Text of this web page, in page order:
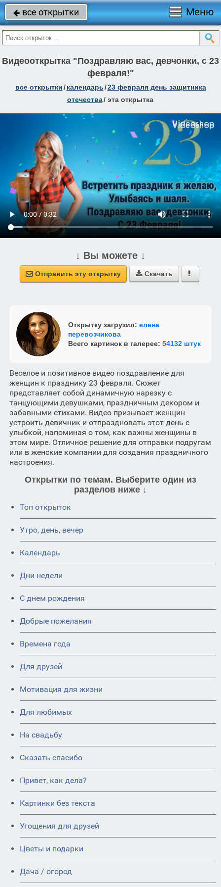
 все открытки Меню
Видеооткрытка "Поздравляю вас, девчонки, с 23
февраля!"
все открытки/ календарь/23 февраля день защитника
отечества/ эта открытка
↓ Вы можете ↓
 Отправить эту открытку  Скачать 
Открытку загрузил: елена
перевозчикова
Всего картинок в галерее: 54132 штук
Веселое и позитивное видео поздравление для
женщин к празднику 23 февраля. Сюжет
представляет собой динамичную нарезку с
танцующими девушками, праздничным декором и
забавными стихами. Видео призывает женщин
устроить девичник и отпраздновать этот день с
улыбкой, напоминая о том, как важны женщины в
этом мире. Отличное решение для отправки подругам
или в женские компании для создания праздничного
настроения.
Открытки по темам. Выберите один из
разделов ниже ↓
Топ открыток
Утро, день, вечер
Календарь
Дни недели
C днем рождения
Добрые пожелания
Времена года
Для друзей
Мотивация для жизни
Для любимых
На свадьбу
Сказать спасибо
Привет, как дела?
Картинки без текста
Угощения для друзей
Цветы и подарки
Дача / огород